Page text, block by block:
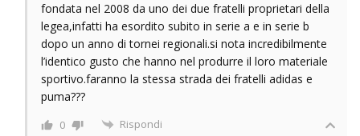
fondata nel 2008 da uno dei due fratelli proprietari della
legea,infatti ha esordito subito in serie a e in serie b
dopo un anno di tornei regionali.si nota incredibilmente
l’identico gusto che hanno nel produrre il loro materiale
sportivo.faranno la stessa strada dei fratelli adidas e
puma???
0 Rispondi